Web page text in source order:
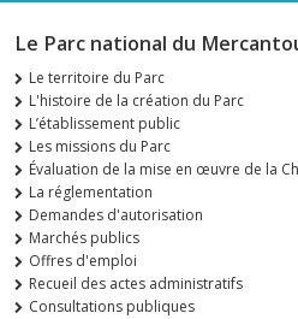
Le Parc national du
Le territoire du Parc
L'histoire de la création du Parc
L’établissement public
Les missions du Parc
Évaluation de la mise en œuvre de la
La réglementation
Demandes d'autorisation
Marchés publics
Offres d'emploi
Recueil des actes administratifs
Consultations publiques